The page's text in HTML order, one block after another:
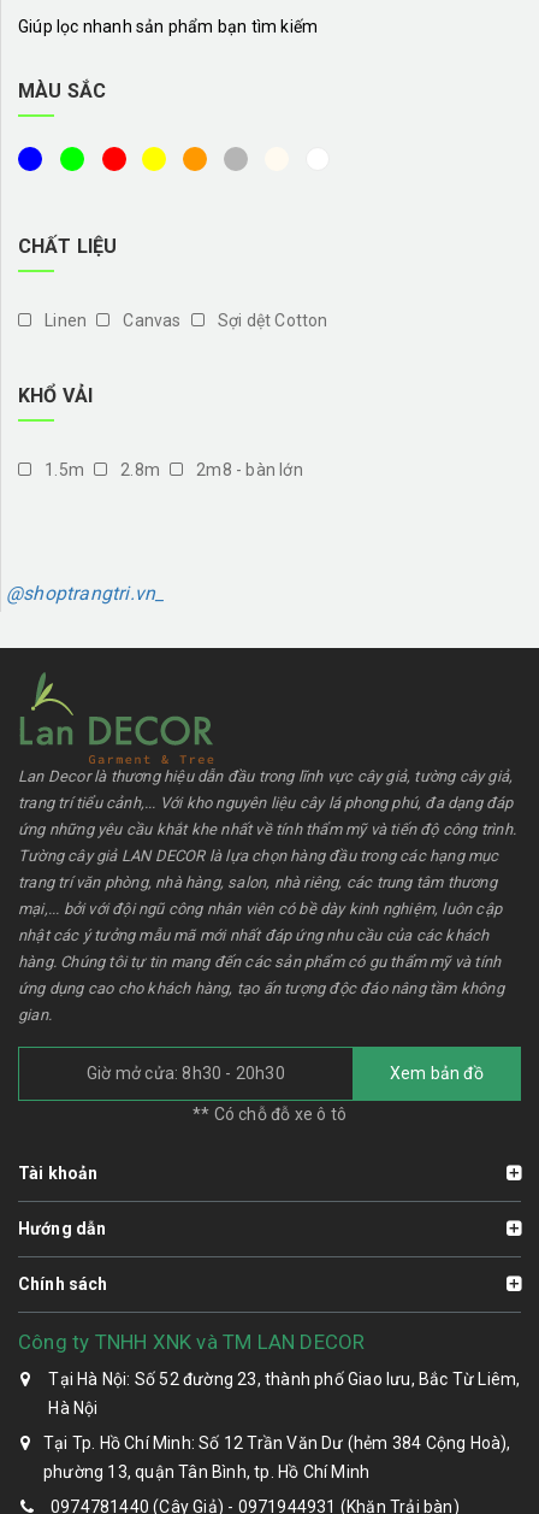
Giúp lọc nhanh sản phẩm bạn tìm kiếm
MÀU SẮC
CHẤT LIỆU
Linen Canvas Sợi dệt Cotton
KHỔ VẢI
1.5m 2.8m 2m8 - bàn lớn
@shoptrangtri.vn_
Lan Decor là thương hiệu dẫn đầu trong lĩnh vực cây giả, tường cây giả,
trang trí tiểu cảnh,... Với kho nguyên liệu cây lá phong phú, đa dạng đáp
ứng những yêu cầu khắt khe nhất về tính thẩm mỹ và tiến độ công trình.
Tường cây giả LAN DECOR là lựa chọn hàng đầu trong các hạng mục
trang trí văn phòng, nhà hàng, salon, nhà riêng, các trung tâm thương
mại,... bởi với đội ngũ công nhân viên có bề dày kinh nghiệm, luôn cập
nhật các ý tưởng mẫu mã mới nhất đáp ứng nhu cầu của các khách
hàng. Chúng tôi tự tin mang đến các sản phẩm có gu thẩm mỹ và tính
ứng dụng cao cho khách hàng, tạo ấn tượng độc đáo nâng tầm không
gian.
Giờ mở cửa: 8h30 - 20h30 Xem bản đồ
** Có chỗ đỗ xe ô tô
Tài khoản
Hướng dẫn
Chính sách
Công ty TNHH XNK và TM LAN DECOR
Tại Hà Nội: Số 52 đường 23, thành phố Giao lưu, Bắc Từ Liêm,
Hà Nội
Tại Tp. Hồ Chí Minh: Số 12 Trần Văn Dư (hẻm 384 Cộng Hoà),
phường 13, quận Tân Bình, tp. Hồ Chí Minh
0974781440 (Cây Giả) - 0971944931 (Khăn Trải bàn)